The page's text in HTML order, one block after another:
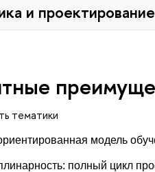
и
тематики
модель
полный цикл